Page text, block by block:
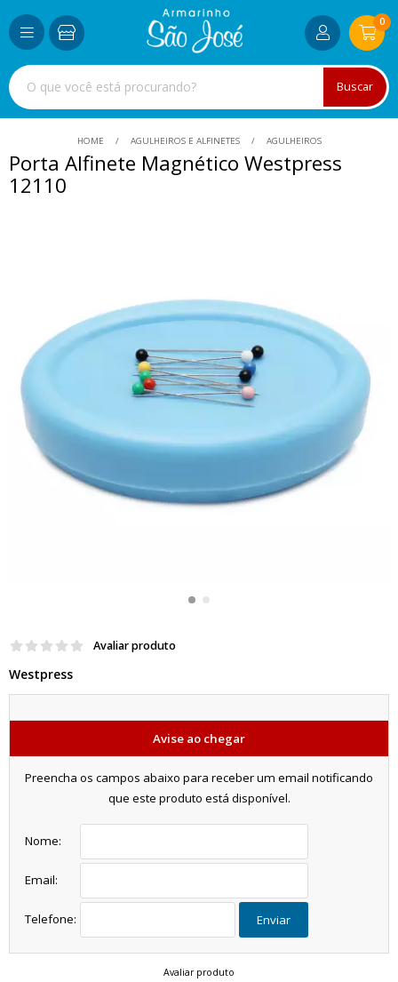
Buscar
0
HOME AGULHEIROS E ALFINETES AGULHEIROS
Porta Alfinete Magnético Westpress
12110
Avaliar produto
Westpress
Avise ao chegar
Preencha os campos abaixo para receber um email notificando
que este produto está disponível.
Nome:
Email:
Telefone: Enviar
Avaliar produto